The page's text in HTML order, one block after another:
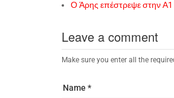
Ο Άρης επέστρεψε στην Α1
Leave a comment
Make sure you enter all the
Name *